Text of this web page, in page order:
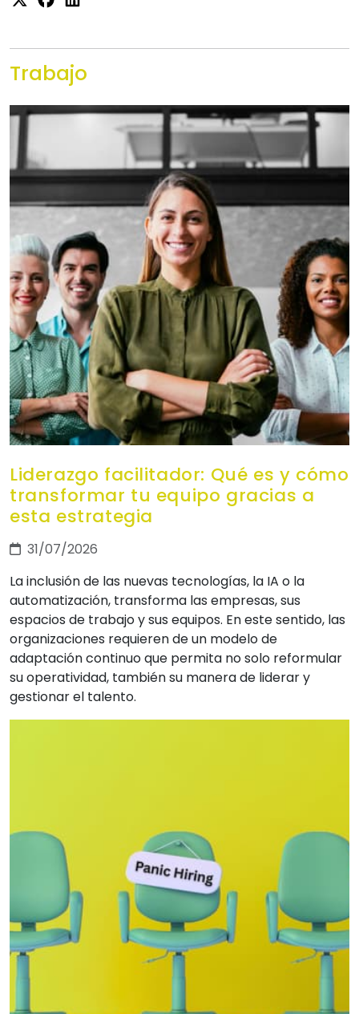
Trabajo
Liderazgo facilitador: Qué es y cómo
transformar tu equipo gracias a
esta estrategia
31/07/2026
La inclusión de las nuevas tecnologías, la IA o la
automatización, transforma las empresas, sus
espacios de trabajo y sus equipos. En este sentido, las
organizaciones requieren de un modelo de
adaptación continuo que permita no solo reformular
su operatividad, también su manera de liderar y
gestionar el talento.